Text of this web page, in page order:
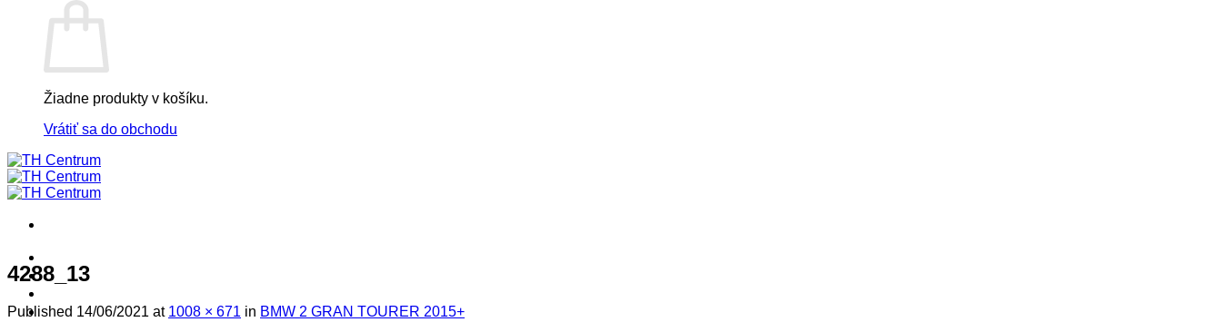
Žiadne produkty v košíku.
Vrátiť sa do obchodu
Výpredaj -%
Špičkový UEBLER
4288_13
Published 14/06/2021 at 1008 × 671 in BMW 2 GRAN TOURER 2015+